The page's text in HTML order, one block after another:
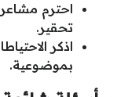
احترم
تحقير.
اذكر
بموضوعية.